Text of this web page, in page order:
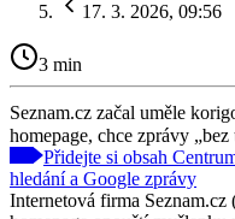
17. 3. 2026, 09:56
3 min
Seznam.cz začal uměle
homepage, chce zprávy „bez
Přidejte si obsah
hledání a Google zprávy
Internetová firma